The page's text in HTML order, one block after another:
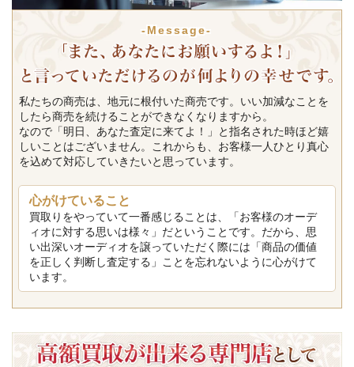
-Message-
私たちの商売は、地元に根付いた商売です。いい加減なことを
したら商売を続けることができなくなりますから。
なので「明日、あなた査定に来てよ！」と指名された時ほど嬉
しいことはございません。これからも、お客様一人ひとり真心
を込めて対応していきたいと思っています。
心がけていること
買取りをやっていて一番感じることは、「お客様のオーデ
ィオに対する思いは様々」だということです。だから、思
い出深いオーディオを譲っていただく際には「商品の価値
を正しく判断し査定する」ことを忘れないように心がけて
います。